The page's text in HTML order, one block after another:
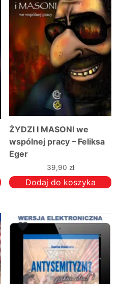
ŻYDZI I MASONI we
wspólnej pracy – Feliksa
Eger
39,90 zł
Dodaj do koszyka